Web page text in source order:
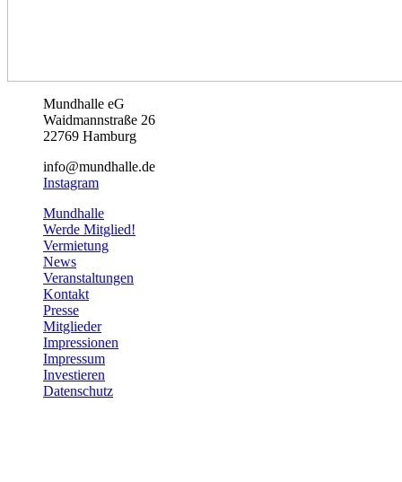
Mundhalle eG
Waidmannstraße 26
22769 Hamburg
info@mundhalle.de
Instagram
Mundhalle
Werde Mitglied!
Vermietung
News
Veranstaltungen
Kontakt
Presse
Mitglieder
Impressionen
Impressum
Investieren
Datenschutz